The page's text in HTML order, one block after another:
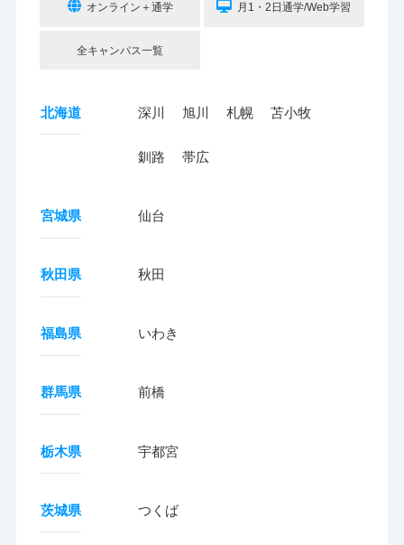
オンライン＋通学 月1・2日通学/Web学習
全キャンパス一覧
北海道 深川 旭川 札幌 苫小牧
釧路 帯広
宮城県 仙台
秋田県 秋田
福島県 いわき
群馬県 前橋
栃木県 宇都宮
茨城県 つくば